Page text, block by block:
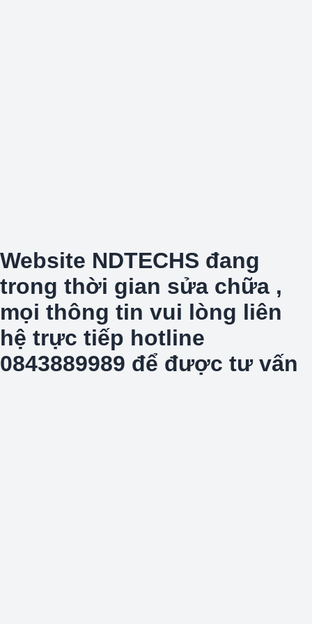
Website NDTECHS đang
trong thời gian sửa chữa ,
mọi thông tin vui lòng liên
hệ trực tiếp hotline
0843889989 để được tư vấn